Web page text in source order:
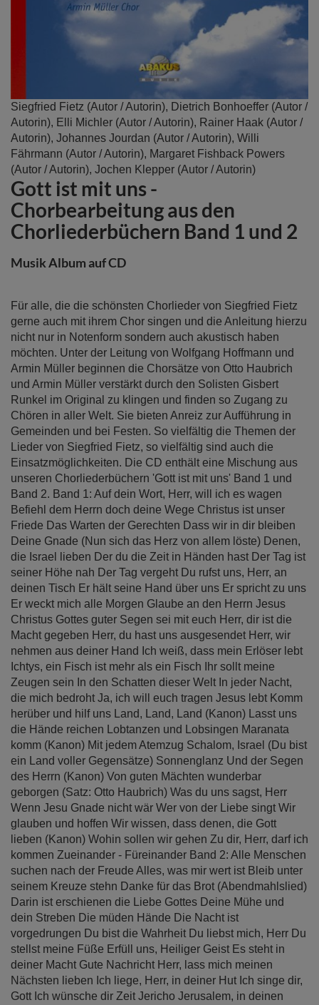
Siegfried Fietz (Autor / Autorin), Dietrich Bonhoeffer (Autor /
Autorin), Elli Michler (Autor / Autorin), Rainer Haak (Autor /
Autorin), Johannes Jourdan (Autor / Autorin), Willi
Fährmann (Autor / Autorin), Margaret Fishback Powers
(Autor / Autorin), Jochen Klepper (Autor / Autorin)
Gott ist mit uns -
Chorbearbeitung aus den
Chorliederbüchern Band 1 und 2
Musik Album auf CD
Für alle, die die schönsten Chorlieder von Siegfried Fietz
gerne auch mit ihrem Chor singen und die Anleitung hierzu
nicht nur in Notenform sondern auch akustisch haben
möchten. Unter der Leitung von Wolfgang Hoffmann und
Armin Müller beginnen die Chorsätze von Otto Haubrich
und Armin Müller verstärkt durch den Solisten Gisbert
Runkel im Original zu klingen und finden so Zugang zu
Chören in aller Welt. Sie bieten Anreiz zur Aufführung in
Gemeinden und bei Festen. So vielfältig die Themen der
Lieder von Siegfried Fietz, so vielfältig sind auch die
Einsatzmöglichkeiten. Die CD enthält eine Mischung aus
unseren Chorliederbüchern 'Gott ist mit uns' Band 1 und
Band 2. Band 1: Auf dein Wort, Herr, will ich es wagen
Befiehl dem Herrn doch deine Wege Christus ist unser
Friede Das Warten der Gerechten Dass wir in dir bleiben
Deine Gnade (Nun sich das Herz von allem löste) Denen,
die Israel lieben Der du die Zeit in Händen hast Der Tag ist
seiner Höhe nah Der Tag vergeht Du rufst uns, Herr, an
deinen Tisch Er hält seine Hand über uns Er spricht zu uns
Er weckt mich alle Morgen Glaube an den Herrn Jesus
Christus Gottes guter Segen sei mit euch Herr, dir ist die
Macht gegeben Herr, du hast uns ausgesendet Herr, wir
nehmen aus deiner Hand Ich weiß, dass mein Erlöser lebt
Ichtys, ein Fisch ist mehr als ein Fisch Ihr sollt meine
Zeugen sein In den Schatten dieser Welt In jeder Nacht,
die mich bedroht Ja, ich will euch tragen Jesus lebt Komm
herüber und hilf uns Land, Land, Land (Kanon) Lasst uns
die Hände reichen Lobtanzen und Lobsingen Maranata
komm (Kanon) Mit jedem Atemzug Schalom, Israel (Du bist
ein Land voller Gegensätze) Sonnenglanz Und der Segen
des Herrn (Kanon) Von guten Mächten wunderbar
geborgen (Satz: Otto Haubrich) Was du uns sagst, Herr
Wenn Jesu Gnade nicht wär Wer von der Liebe singt Wir
glauben und hoffen Wir wissen, dass denen, die Gott
lieben (Kanon) Wohin sollen wir gehen Zu dir, Herr, darf ich
kommen Zueinander - Füreinander Band 2: Alle Menschen
suchen nach der Freude Alles, was mir wert ist Bleib unter
seinem Kreuze stehn Danke für das Brot (Abendmahlslied)
Darin ist erschienen die Liebe Gottes Deine Mühe und
dein Streben Die müden Hände Die Nacht ist
vorgedrungen Du bist die Wahrheit Du liebst mich, Herr Du
stellst meine Füße Erfüll uns, Heiliger Geist Es steht in
deiner Macht Gute Nachricht Herr, lass mich meinen
Nächsten lieben Ich liege, Herr, in deiner Hut Ich singe dir,
Gott Ich wünsche dir Zeit Jericho Jerusalem, in deinen
Zum
Anfang
der
Bildergalerie
springen